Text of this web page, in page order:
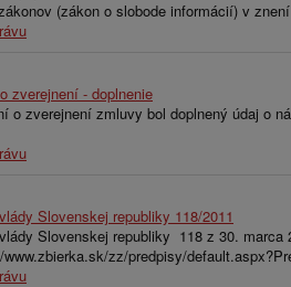
(zákon o slobode informácií) v
zverejnení - doplnenie
o zverejnení zmluvy bol doplnený údaj o
Slovenskej republiky 118/2011
Slovenskej republiky 118 z 30.
zz/predpisy/